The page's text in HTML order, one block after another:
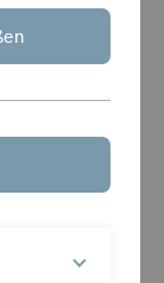
Lizenzen für
dennoch
Objekte
Lizenz). Die
Text
eingeholten
jedem Falle
Ihrer Lizenz